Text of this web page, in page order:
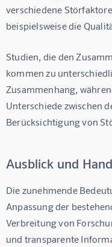
verschiedene
beispielsweise die
Studien, die den
kommen zu
Zusammenhang,
Unterschiede zwischen
Berücksichtigung von
Ausblick und
Die zunehmende
Anpassung der
Verbreitung von
und transparente